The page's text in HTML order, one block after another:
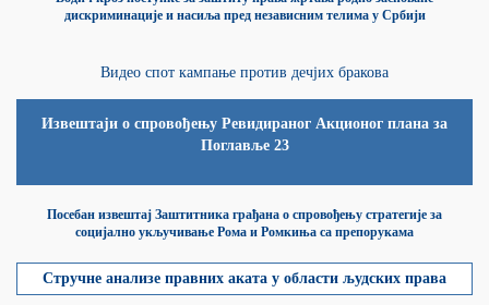
дискриминације и насиља пред независним телима у Србији
Видео спот кампање против дечјих бракова
Извештаји о спровођењу Ревидираног Акционог плана за
Поглавље 23
Посебан извештај Заштитника грађана о спровођењу стратегије за
социјално укључивање Рома и Ромкиња са препорукама
Стручне анализе правних аката у области људских права